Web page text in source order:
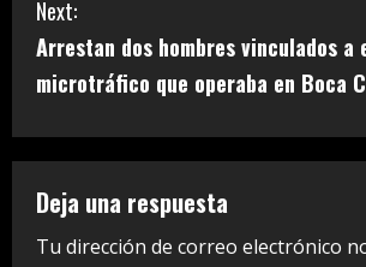
i
n
u
e
Next:
Arrestan dos hombres vinculados
microtráfico que operaba en Boca
Deja una respuesta
Tu dirección de correo electrónico